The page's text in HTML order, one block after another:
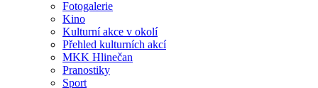
Fotogalerie
Kino
Kulturní akce v okolí
Přehled kulturních akcí
MKK Hlinečan
Pranostiky
Sport